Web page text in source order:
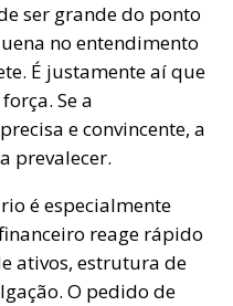
ser grande do ponto
no entendimento
É justamente aí que
Se a
e convincente, a
prevalecer.
é especialmente
reage rápido
ativos, estrutura de
O pedido de